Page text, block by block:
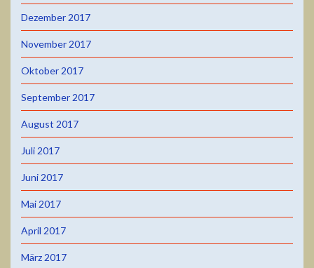
Dezember 2017
November 2017
Oktober 2017
September 2017
August 2017
Juli 2017
Juni 2017
Mai 2017
April 2017
März 2017